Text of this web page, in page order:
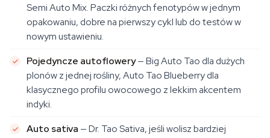
Semi Auto Mix. Paczki różnych fenotypów w jednym
opakowaniu, dobre na pierwszy cykl lub do testów w
nowym ustawieniu.
Pojedyncze autoflowery— Big Auto Tao dla dużych
plonów z jednej rośliny, Auto Tao Blueberry dla
klasycznego profilu owocowego z lekkim akcentem
indyki.
Auto sativa — Dr. Tao Sativa, jeśli wolisz bardziej